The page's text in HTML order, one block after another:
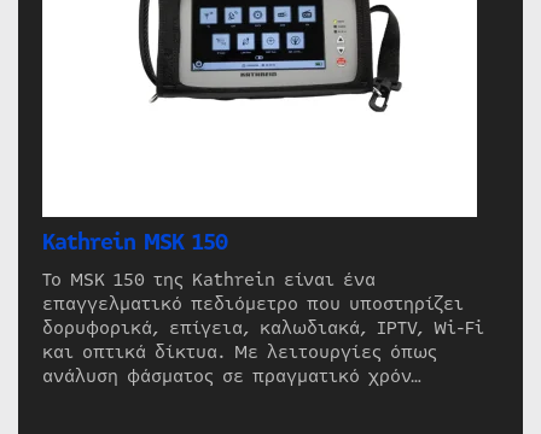
Kathrein MSK 150
Το MSK 150 της Kathrein είναι ένα
επαγγελματικό πεδιόμετρο που υποστηρίζει
δορυφορικά, επίγεια, καλωδιακά, IPTV, Wi-Fi
και οπτικά δίκτυα. Με λειτουργίες όπως
ανάλυση φάσματος σε πραγματικό χρόν…